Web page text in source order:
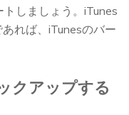
しましょう。iTunes
れば、iTunesのバー
クアップする